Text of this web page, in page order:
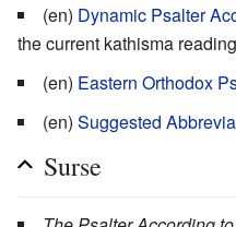
(en) Dynamic Psalter
the current kathisma
(en) Eastern Orthodox
(en) Suggested
Surse